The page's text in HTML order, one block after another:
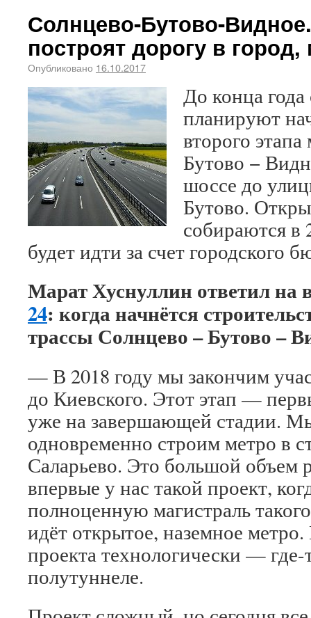
Солнцево-Бутово-
построят дорогу в
Опубликовано 16.10.2017
До конца
планируют
второго
Бутово −
шоссе до
Бутово.
собираются в
будет идти за счет городского
Марат Хуснуллин ответил на
24: когда начнётся
трассы Солнцево – Бутово –
— В 2018 году мы закончим
до Киевского. Этот этап —
уже на завершающей стадии.
одновременно строим метро в
Саларьево. Это большой объем
впервые у нас такой проект,
полноценную магистраль
идёт открытое, наземное
проекта технологически — где-
полутуннеле.